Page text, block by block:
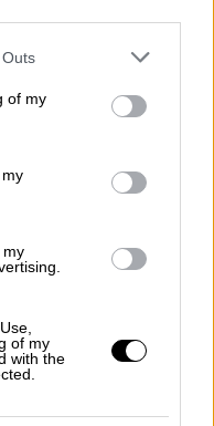
of my
my
of my
with the
recibió más